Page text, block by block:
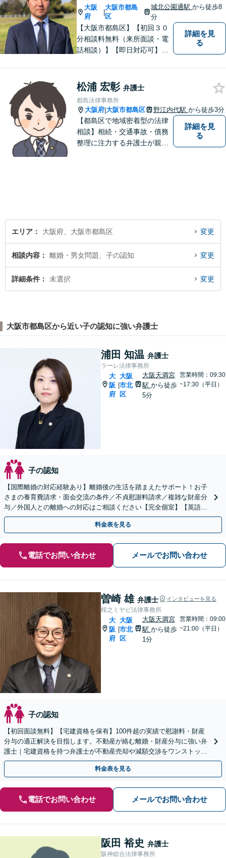
大阪
府
|
大阪市都島
区
城北公園通駅から徒歩8
分
【大阪市都島区】【初回３０
分相談料無料（来所面談・電
話相談）】【即日対応可】
分】【当日・夜間・休日相談
可】刑事事件/相続問題/離婚問
題など経験と知識をもとに、
依頼者様の不安を解消し、問
題解決へ導きます
詳細を見
る
松浦 宏彰 弁護士
都島法律事務所
大阪府|大阪市都島区 野江内代駅 から徒歩3分
【都島区で地域密着型の法律
相談】相続・交通事故・債務
整理に注力する弁護士が親身
詳細を見
る
エリア 大阪府、大阪市都島区 変更
相談内容 離婚・男女問題、子の認知 変更
詳細条件 未選択 変更
大阪市都島区から近い子の認知に強い弁護士
浦田 知温 弁護士
ラーレ法律事務所
大
阪
府
大阪
市北
区
大阪天満宮
駅 から徒歩
5分
営業時間：09:30
~17:30（平日）
子の認知
【国際離婚の対応経験あり】離婚後の生活を踏まえたサポート！お子
さまの養育費請求・面会交流の条件／不貞慰謝料請求／複雑な財産分
与／外国人との離婚への対応はご相談ください【完全個室】【英語対
応可】【大阪天満宮駅5分】
料金表を見る
電話でお問い合わせ メールでお問い合わせ
曽崎 雄 弁護士 インタビューを見る
桜之ミヤビ法律事務所
大
阪
府
大阪
市北
区
大阪天満宮
駅 から徒歩
1分
営業時間：09:00
~21:00（平日）
子の認知
【初回面談無料】【宅建資格を保有】100件超の実績で慰謝料・財産
分与の適正解決を目指します。不動産が絡む離婚・財産分与に強い弁
護士｜宅建資格を持つ弁護士が不動産売却や減額交渉をワンストップ
でサポートします。
料金表を見る
電話でお問い合わせ メールでお問い合わせ
阪田 裕史 弁護士
阪神総合法律事務所